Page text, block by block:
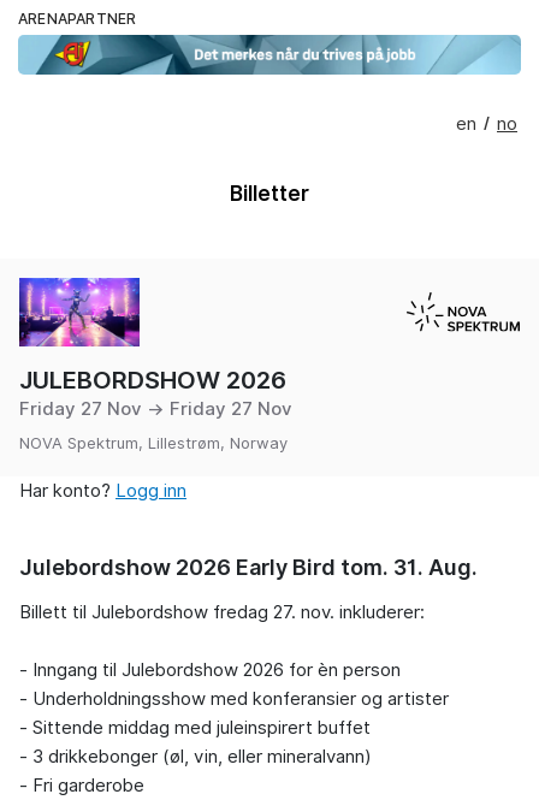
ARENAPARTNER
en / no
Billetter
JULEBORDSHOW 2026
Friday 27 Nov → Friday 27 Nov
NOVA Spektrum, Lillestrøm, Norway
Har konto? Logg inn
Julebordshow 2026 Early Bird tom. 31. Aug.
Billett til Julebordshow fredag 27. nov. inkluderer:
- Inngang til Julebordshow 2026 for èn person
- Underholdningsshow med konferansier og artister
- Sittende middag med juleinspirert buffet
- 3 drikkebonger (øl, vin, eller mineralvann)
- Fri garderobe